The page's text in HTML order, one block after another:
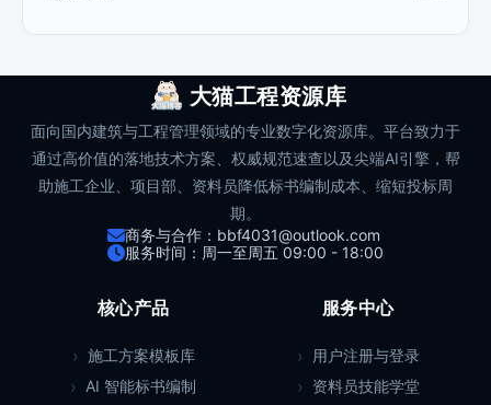
大猫工程资源库
面向国内建筑与工程管理领域的专业数字化资源库。平台致力于
通过高价值的落地技术方案、权威规范速查以及尖端AI引擎，帮
助施工企业、项目部、资料员降低标书编制成本、缩短投标周
期。
商务与合作：bbf4031@outlook.com
服务时间：周一至周五 09:00 - 18:00
核心产品
施工方案模板库
AI 智能标书编制
服务中心
用户注册与登录
资料员技能学堂